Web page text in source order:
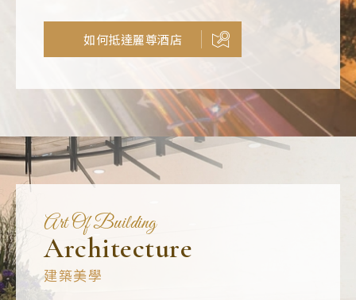
如何抵達麗尊酒店
Art Of Building
Architecture
建築美學